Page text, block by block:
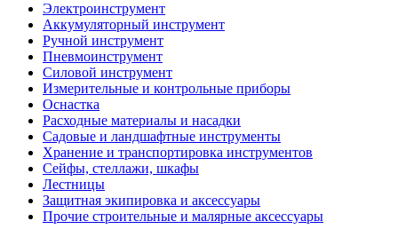
Электроинструмент
Аккумуляторный инструмент
Ручной инструмент
Пневмоинструмент
Силовой инструмент
Измерительные и контрольные приборы
Оснастка
Расходные материалы и насадки
Садовые и ландшафтные инструменты
Хранение и транспортировка инструментов
Сейфы, стеллажи, шкафы
Лестницы
Защитная экипировка и аксессуары
Прочие строительные и малярные аксессуары